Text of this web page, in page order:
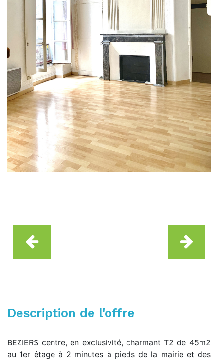
Description de l'offre
BEZIERS centre, en exclusivité, charmant T2 de 45m2
au 1er étage à 2 minutes à pieds de la mairie et des